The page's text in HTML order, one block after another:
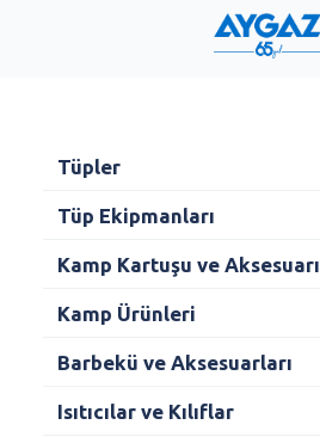
Tüpler
Tüp Ekipmanları
Kamp Kartuşu ve Aksesuarı
Kamp Ürünleri
Barbekü ve Aksesuarları
Isıtıcılar ve Kılıflar